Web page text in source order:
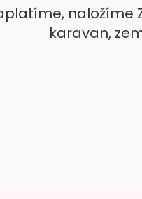
naložíme
karavan,